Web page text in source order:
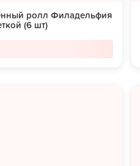
ролл Филадельфия
(6 шт)